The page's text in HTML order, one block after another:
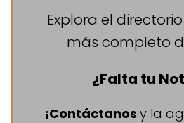
Explora el
más completo
¿Falta tu
¡Contáctanos y la